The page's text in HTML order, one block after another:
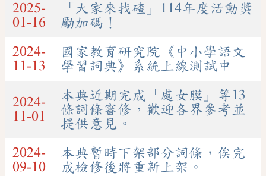
2025-
01-16
「大家來找碴」114年度活動獎
勵加碼！
2024-
11-13
國家教育研究院《中小學語文
學習詞典》系統上線測試中
2024-
11-01
本典近期完成「處女膜」等13
條詞條審修，歡迎各界參考並
提供意見。
2024-
09-10
本典暫時下架部分詞條，俟完
成檢修後將重新上架。